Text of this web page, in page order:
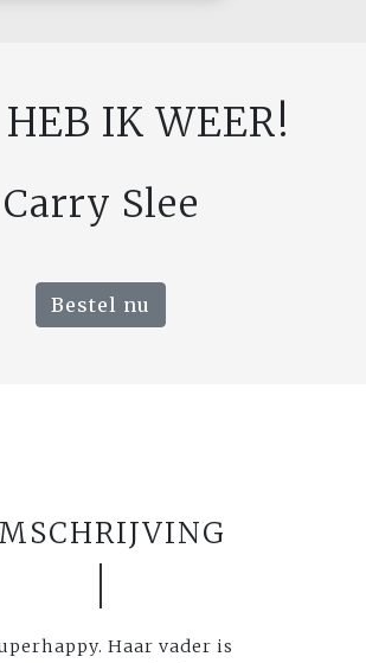
IK WEER!
Carry Slee
Bestel nu
Haar vader is